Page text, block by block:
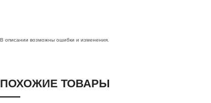
В описании возможны ошибки и изменения.
ПОХОЖИЕ ТОВАРЫ